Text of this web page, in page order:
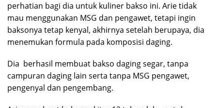
perhatian bagi dia untuk kuliner bakso ini. Arie tidak
mau menggunakan MSG dan pengawet, tetapi ingin
baksonya tetap kenyal, akhirnya setelah berupaya, dia
menemukan formula pada komposisi daging.
Dia berhasil membuat bakso daging segar, tanpa
campuran daging lain serta tanpa MSG pengawet,
pengenyal dan pengembang.